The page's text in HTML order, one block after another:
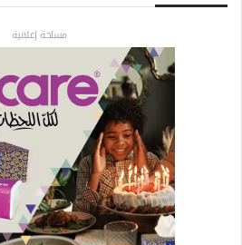
مساحة إعلانية